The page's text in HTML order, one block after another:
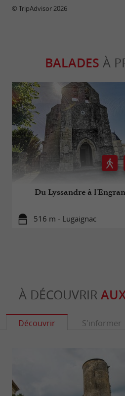
© TripAdvisor 2026
BALADES À
Du Lyssandre à
516 m - Lugaignac
À DÉCOUVRIR
Découvrir S'informer